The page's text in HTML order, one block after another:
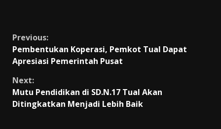
Continue
Reading
Previous:
Pembentukan Koperasi, Pemkot Tual Dapat
Apresiasi Pemerintah Pusat
Next:
Mutu Pendidikan di SD.N.17 Tual Akan
Ditingkatkan Menjadi Lebih Baik